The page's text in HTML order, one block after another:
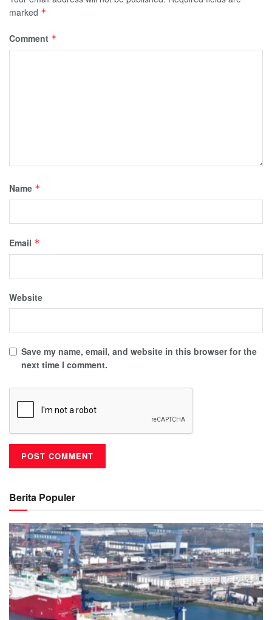
marked *
Comment *
Name *
Email *
Website
Save my name, email, and website in this browser for the
next time I comment.
Berita Populer